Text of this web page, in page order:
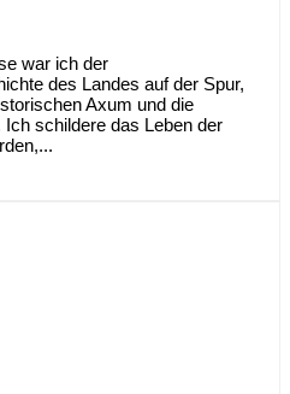
war ich der
des Landes auf der Spur,
Axum und die
schildere das Leben der